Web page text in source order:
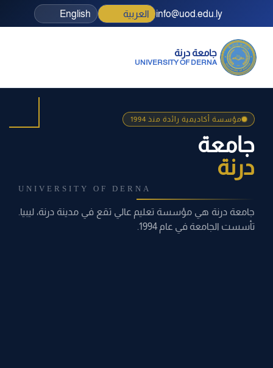
info@uod.edu.ly العربية English
جامعة درنة
UNIVERSITY OF DERNA
مؤسسة أكاديمية رائدة منذ 1994
جامعة
درنة
UNIVERSITY OF DERNA
جامعة درنة هي مؤسسة تعليم عالي تقع في مدينة درنة، ليبيا.
تأسست الجامعة في عام 1994.